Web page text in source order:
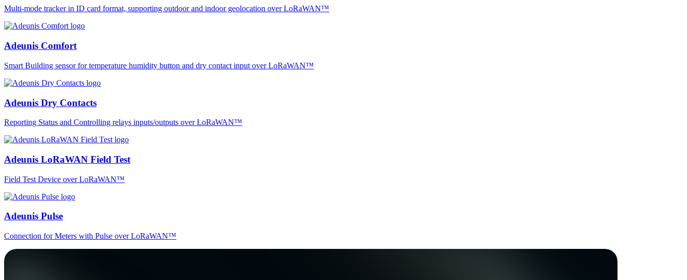
Multi-mode tracker in ID card format, supporting outdoor and indoor geolocation over LoRaWAN™
Adeunis Comfort
Smart Building sensor for temperature humidity button and dry contact input over LoRaWAN™
Adeunis Dry Contacts
Reporting Status and Controlling relays inputs/outputs over LoRaWAN™
Adeunis LoRaWAN Field Test
Field Test Device over LoRaWAN™
Adeunis Pulse
Connection for Meters with Pulse over LoRaWAN™